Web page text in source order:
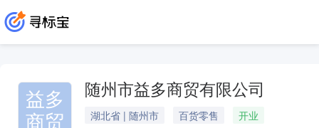
益多
商贸
随州市益多商贸有限公司
湖北省 | 随州市 百货零售
开业